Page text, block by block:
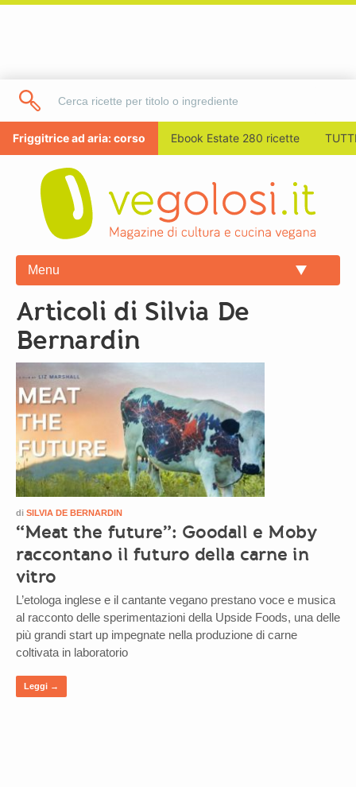
Friggitrice ad aria: corso Ebook Estate 280 ricette
Menu
Articoli di Silvia De
Bernardin
di SILVIA DE BERNARDIN
“Meat the future”: Goodall e Moby
raccontano il futuro della carne in
vitro
L’etologa inglese e il cantante vegano prestano voce e musica
al racconto delle sperimentazioni della Upside Foods, una delle
più grandi start up impegnate nella produzione di carne
coltivata in laboratorio
Leggi →